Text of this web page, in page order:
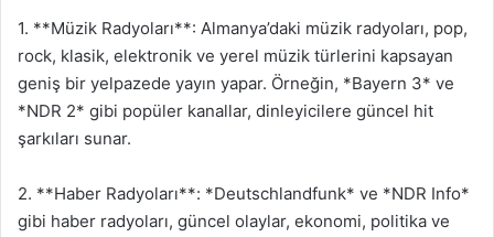
1. **Müzik Radyoları**: Almanya’daki müzik radyoları, pop,
rock, klasik, elektronik ve yerel müzik türlerini kapsayan
geniş bir yelpazede yayın yapar. Örneğin, *Bayern 3* ve
*NDR 2* gibi popüler kanallar, dinleyicilere güncel hit
şarkıları sunar.
2. **Haber Radyoları**: *Deutschlandfunk* ve *NDR Info*
gibi haber radyoları, güncel olaylar, ekonomi, politika ve